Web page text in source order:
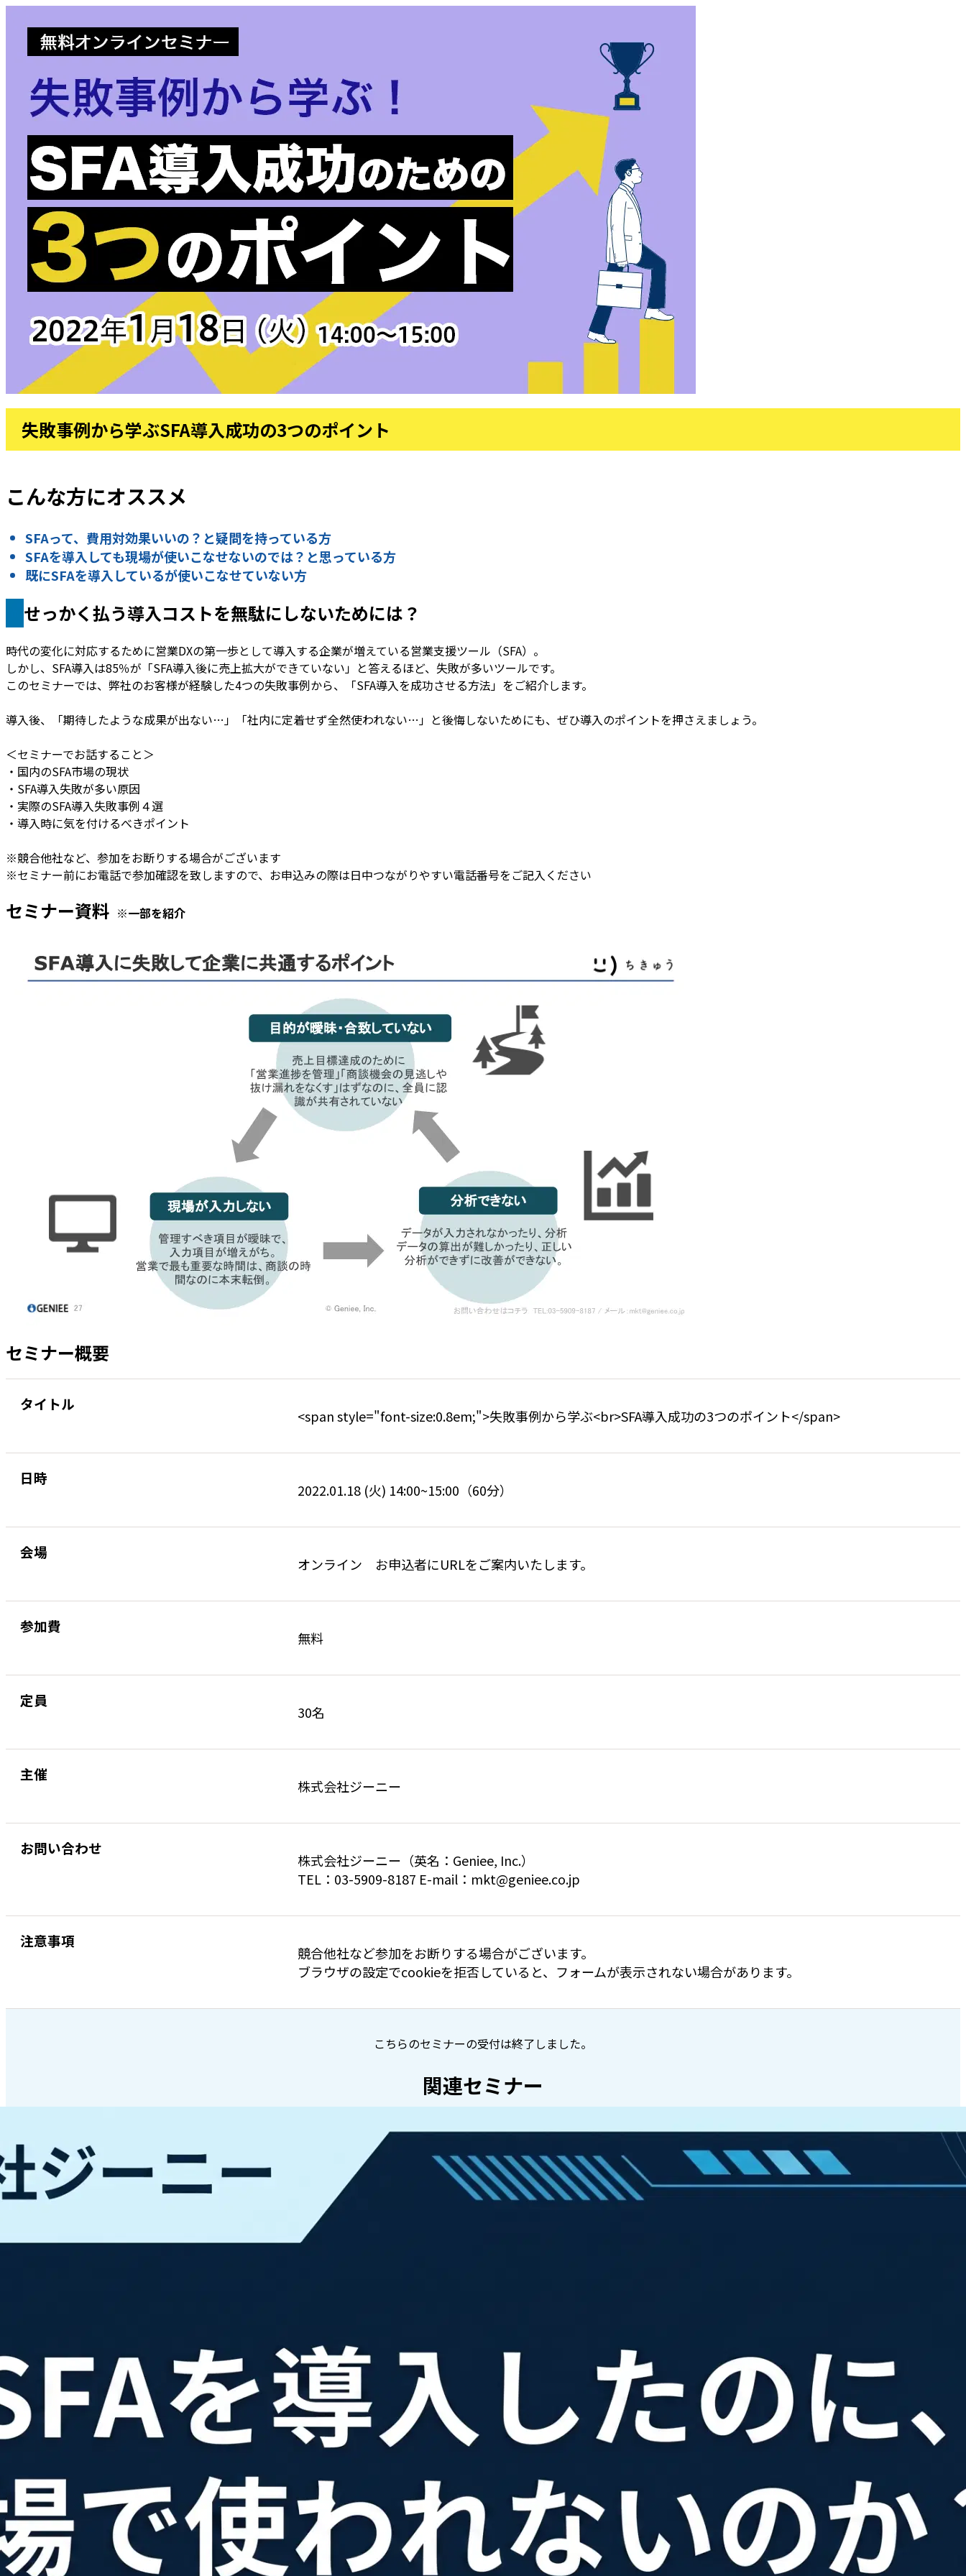
失敗事例から学ぶSFA導入成功の3つのポイント
こんな方にオススメ
SFAって、費用対効果いいの？と疑問を持っている方
SFAを導入しても現場が使いこなせないのでは？と思っている方
既にSFAを導入しているが使いこなせていない方
せっかく払う導入コストを無駄にしないためには？
時代の変化に対応するために営業DXの第一歩として導入する企業が増えている営業支援ツール（SFA）。
しかし、SFA導入は85％が「SFA導入後に売上拡大ができていない」と答えるほど、失敗が多いツールです。
このセミナーでは、弊社のお客様が経験した4つの失敗事例から、「SFA導入を成功させる方法」をご紹介します。
導入後、「期待したような成果が出ない…」「社内に定着せず全然使われない…」と後悔しないためにも、ぜひ導入のポイントを押さえましょう。
＜セミナーでお話すること＞
・国内のSFA市場の現状
・SFA導入失敗が多い原因
・実際のSFA導入失敗事例４選
・導入時に気を付けるべきポイント
※競合他社など、参加をお断りする場合がございます
※セミナー前にお電話で参加確認を致しますので、お申込みの際は日中つながりやすい電話番号をご記入ください
セミナー資料 ※一部を紹介
セミナー概要
タイトル
<span style="font-size:0.8em;">失敗事例から学ぶ<br>SFA導入成功の3つのポイント</span>
日時
2022.01.18 (火) 14:00~15:00（60分）
会場
オンライン お申込者にURLをご案内いたします。
参加費
無料
定員
30名
主催
株式会社ジーニー
お問い合わせ
株式会社ジーニー（英名：Geniee, Inc.）
TEL：03-5909-8187 E-mail：mkt@geniee.co.jp
注意事項
競合他社など参加をお断りする場合がございます。
ブラウザの設定でcookieを拒否していると、フォームが表示されない場合があります。
こちらのセミナーの受付は終了しました。
関連セミナー